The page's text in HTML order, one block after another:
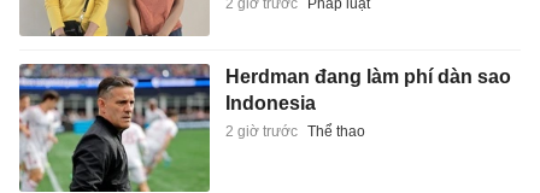
Herdman đang làm phí dàn sao
Indonesia
2 giờ trước Thể thao